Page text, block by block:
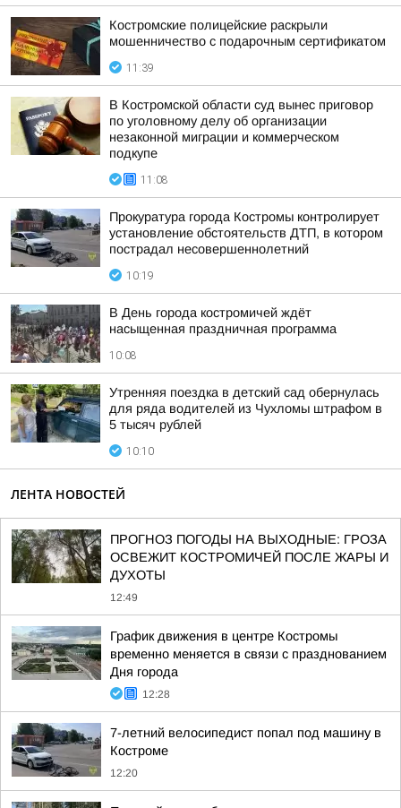
Костромские полицейские раскрыли
мошенничество с подарочным сертификатом
11:39
В Костромской области суд вынес приговор
по уголовному делу об организации
незаконной миграции и коммерческом
подкупе
11:08
Прокуратура города Костромы контролирует
установление обстоятельств ДТП, в котором
пострадал несовершеннолетний
10:19
В День города костромичей ждёт
насыщенная праздничная программа
10:08
Утренняя поездка в детский сад обернулась
для ряда водителей из Чухломы штрафом в
5 тысяч рублей
10:10
ЛЕНТА НОВОСТЕЙ
ПРОГНОЗ ПОГОДЫ НА ВЫХОДНЫЕ: ГРОЗА
ОСВЕЖИТ КОСТРОМИЧЕЙ ПОСЛЕ ЖАРЫ И
ДУХОТЫ
12:49
График движения в центре Костромы
временно меняется в связи с празднованием
Дня города
12:28
7-летний велосипедист попал под машину в
Костроме
12:20